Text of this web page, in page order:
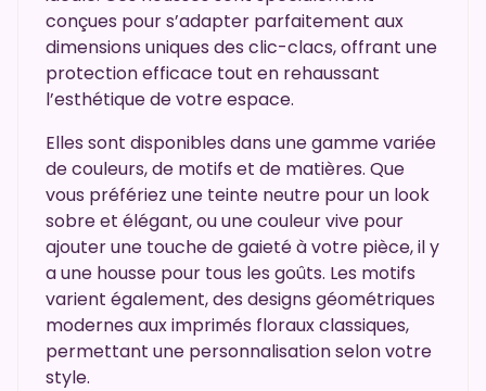
conçues pour s’adapter parfaitement aux
dimensions uniques des clic-clacs, offrant une
protection efficace tout en rehaussant
l’esthétique de votre espace.
Elles sont disponibles dans une gamme variée
de couleurs, de motifs et de matières. Que
vous préfériez une teinte neutre pour un look
sobre et élégant, ou une couleur vive pour
ajouter une touche de gaieté à votre pièce, il y
a une housse pour tous les goûts. Les motifs
varient également, des designs géométriques
modernes aux imprimés floraux classiques,
permettant une personnalisation selon votre
style.